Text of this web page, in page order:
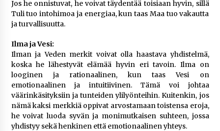
Jos he onnistuvat, he voivat täydentää toisiaan hyvin, sillä
Tuli tuo intohimoa ja energiaa, kun taas Maa tuo vakautta
ja turvallisuutta.
Ilma ja Vesi:
Ilman ja Veden merkit voivat olla haastava yhdistelmä,
koska he lähestyvät elämää hyvin eri tavoin. Ilma on
looginen ja rationaalinen, kun taas Vesi on
emotionaalinen ja intuitiivinen. Tämä voi johtaa
väärinkäsityksiin ja tunteiden ylilyönteihin. Kuitenkin, jos
nämä kaksi merkkiä oppivat arvostamaan toistensa eroja,
he voivat luoda syvän ja monimutkaisen suhteen, jossa
yhdistyy sekä henkinen että emotionaalinen yhteys.